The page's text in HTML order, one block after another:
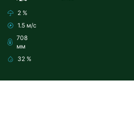
2 %
1.5 м/с
708
мм
32 %